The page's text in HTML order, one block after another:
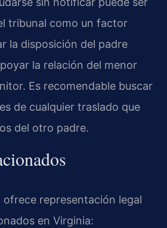
tribunal como un factor
la disposición del padre
la relación del menor
Es recomendable buscar
de cualquier traslado que
del otro padre.
representación legal
en Virginia: